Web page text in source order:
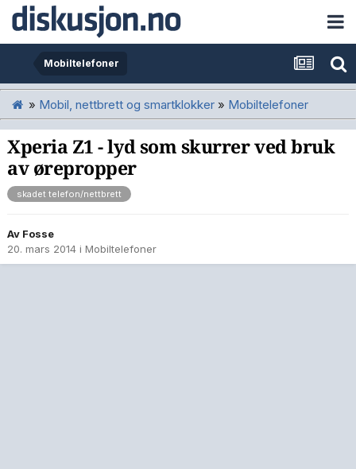
Mobiltelefoner
» Mobil, nettbrett og smartklokker » Mobiltelefoner
Xperia Z1 - lyd som skurrer ved bruk
av ørepropper
skadet telefon/nettbrett
Av Fosse
20. mars 2014 i Mobiltelefoner